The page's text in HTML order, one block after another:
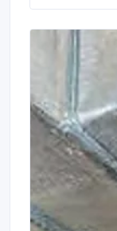
сшитый
теплоизоляция, пароизоляция,
шумоизоляция.